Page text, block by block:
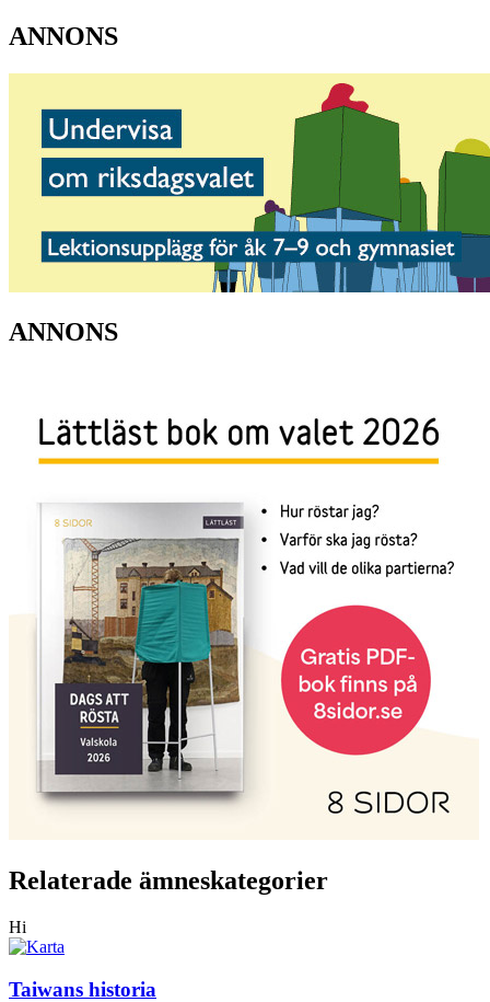
ANNONS
ANNONS
Relaterade ämneskategorier
Hi
Taiwans historia